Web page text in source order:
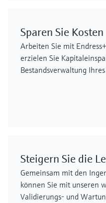
Sparen Sie Kosten
Arbeiten Sie mit
erzielen Sie
Bestandsverwaltung
Steigern Sie die
Gemeinsam mit den
können Sie mit unseren
Validierungs- und